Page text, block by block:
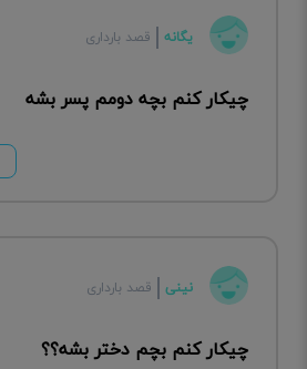
یگانه قصد بارداری
چیکار کنم بچه دومم پسر بشه
نینی قصد بارداری
چیکار کنم بچم دختر بشه؟؟